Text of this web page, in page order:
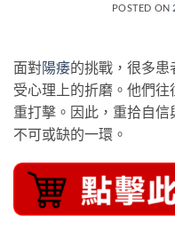
POSTED ON
面對陽痿的挑戰，很多
受心理上的折磨。他們
重打擊。因此，重拾自
不可或缺的一環。